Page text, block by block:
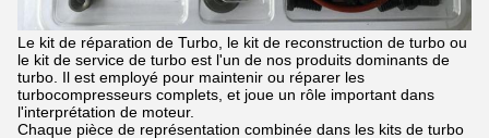
Le kit de réparation de Turbo, le kit de reconstruction de turbo ou
le kit de service de turbo est l'un de nos produits dominants de
turbo. Il est employé pour maintenir ou réparer les
turbocompresseurs complets, et joue un rôle important dans
l'interprétation de moteur.
Chaque pièce de représentation combinée dans les kits de turbo